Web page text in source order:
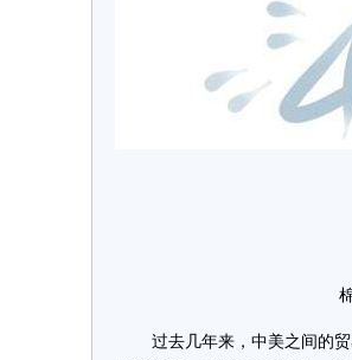
棉
过去几年来，中美之间的贸